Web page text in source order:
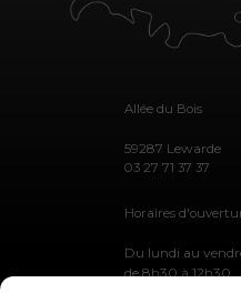
Allée du Bois
59287 Lewarde
03 27 71 37 37
Horaires
Du lundi au
de 8h30 à 12h30